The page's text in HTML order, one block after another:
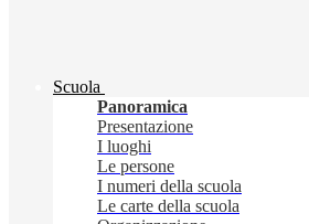
Scuola
Panoramica
Presentazione
I luoghi
Le persone
I numeri della scuola
Le carte della scuola